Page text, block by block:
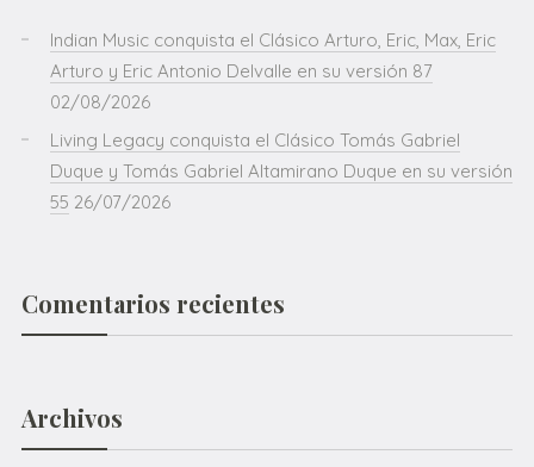
Indian Music conquista el Clásico Arturo, Eric, Max, Eric
Arturo y Eric Antonio Delvalle en su versión 87
02/08/2026
Living Legacy conquista el Clásico Tomás Gabriel
Duque y Tomás Gabriel Altamirano Duque en su versión
55 26/07/2026
Comentarios recientes
Archivos